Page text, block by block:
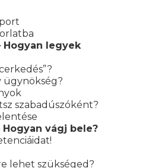
Hogyan legyek
ügynökség?
szabadúszóként?
Hogyan vágj bele?
lehet szükséged?